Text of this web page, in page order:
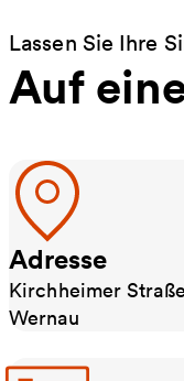
Lassen Sie Ihre
Auf
Adresse
Kirchheimer
Wernau